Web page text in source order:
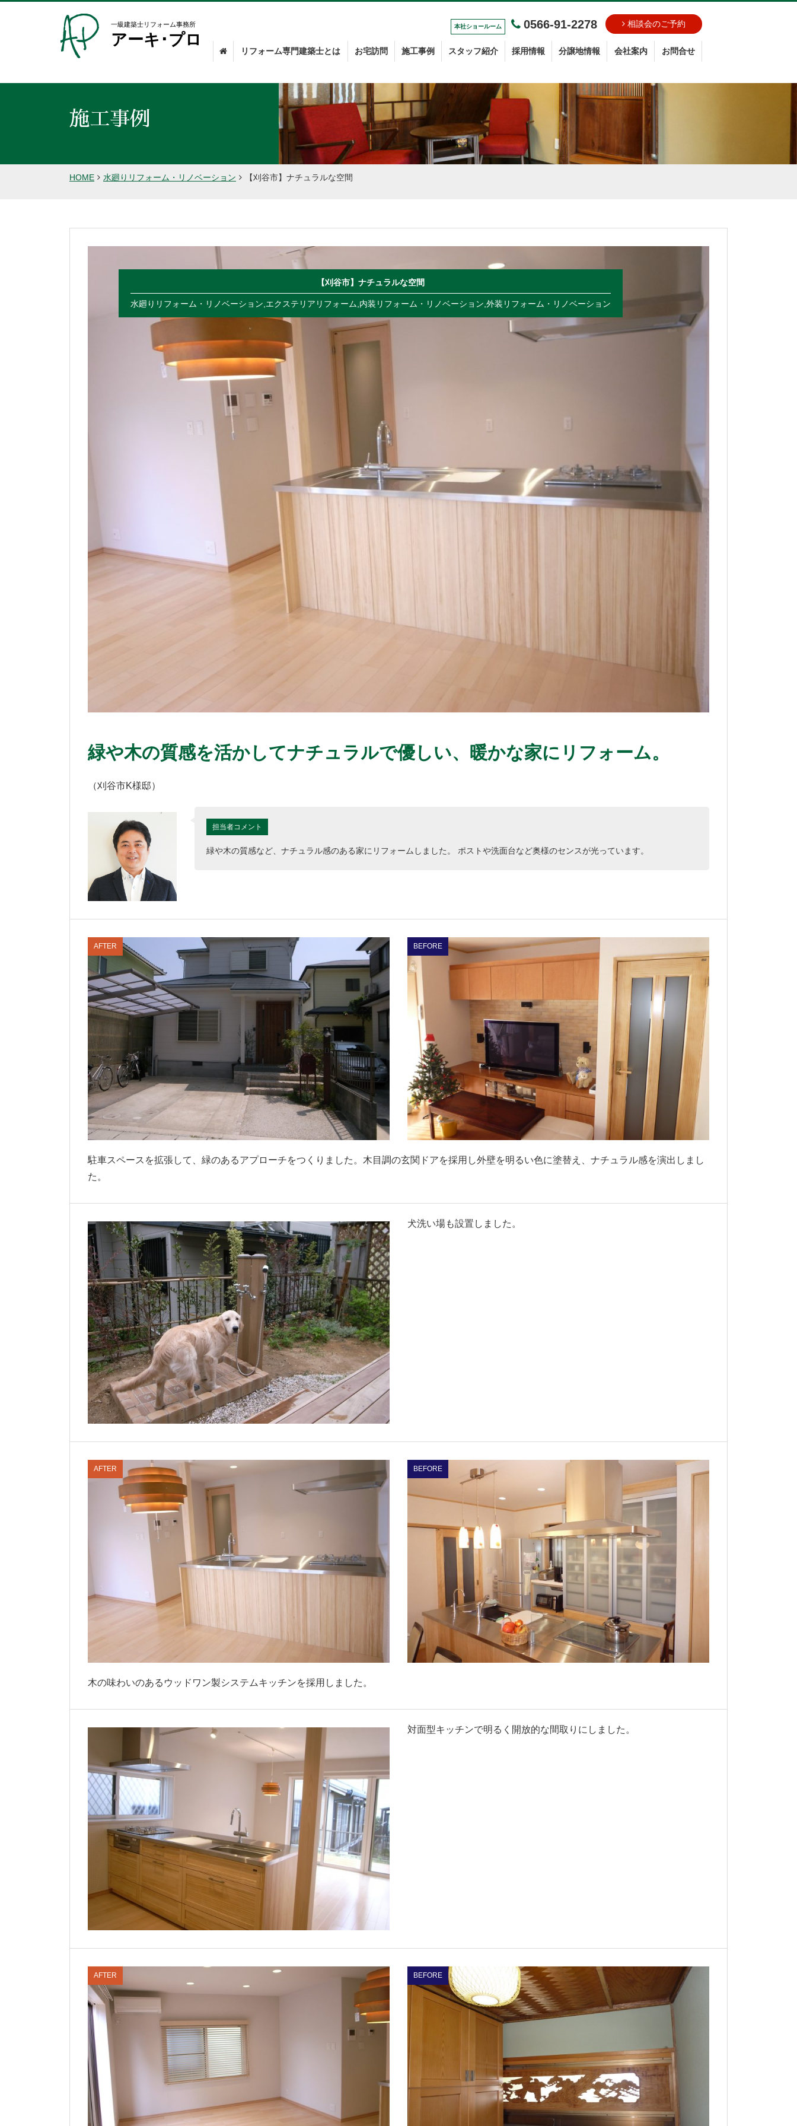
一級建築士リフォーム事務所
アーキ･プロ
本社ショールーム 0566-91-2278 相談会のご予約
リフォーム専門建築士とは お宅訪問 施工事例 スタッフ紹介 採用情報 分譲地情報 会社案内 お問合せ
施工事例
HOME 水廻りリフォーム・リノベーション 【刈谷市】ナチュラルな空間
【刈谷市】ナチュラルな空間
水廻りリフォーム・リノベーション,エクステリアリフォーム,内装リフォーム・リノベーション,外装リフォーム・リノベーション
緑や木の質感を活かしてナチュラルで優しい、暖かな家にリフォーム。
（刈谷市K様邸）
担当者コメント
緑や木の質感など、ナチュラル感のある家にリフォームしました。 ポストや洗面台など奥様のセンスが光っています。
AFTER BEFORE
駐車スペースを拡張して、緑のあるアプローチをつくりました。木目調の玄関ドアを採用し外壁を明るい色に塗替え、ナチュラル感を演出しまし
た。
犬洗い場も設置しました。
AFTER BEFORE
木の味わいのあるウッドワン製システムキッチンを採用しました。
対面型キッチンで明るく開放的な間取りにしました。
AFTER BEFORE